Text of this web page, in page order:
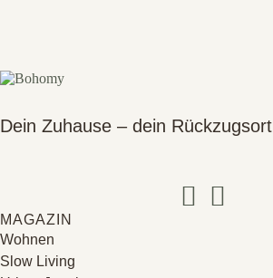
Dein Zuhause – dein Rückzugsort
MAGAZIN
Wohnen
Slow Living